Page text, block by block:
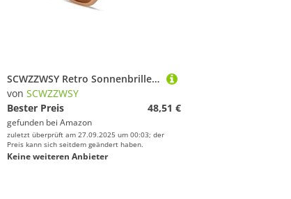
SCWZZWSY Retro Sonnenbrille Frauen Männer Katze Augen UV400
von SCWZZWSY
Bester Preis
48,51 €
gefunden bei Amazon
zuletzt überprüft am 27.09.2025 um 00:03; der
Preis kann sich seitdem geändert haben.
Keine weiteren Anbieter